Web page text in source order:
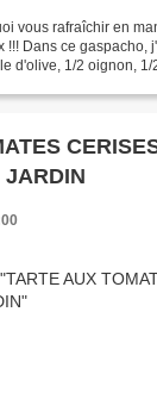
vous rafraîchir en
!!! Dans ce gaspacho,
d'olive, 1/2 oignon,
JARDIN